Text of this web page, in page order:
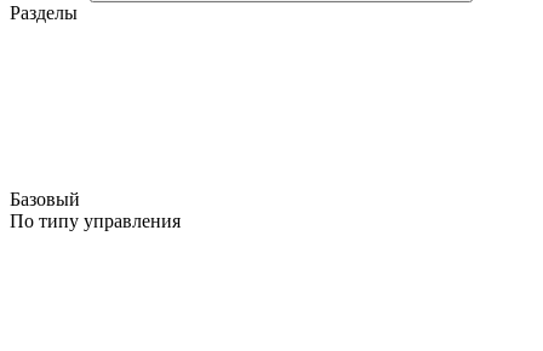
Разделы
Базовый
По типу управления